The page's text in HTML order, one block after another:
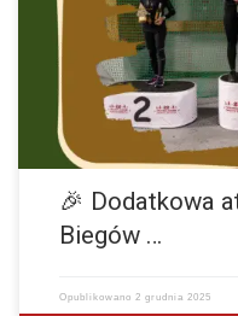
Instagram Facebook Mamy
biegu! Podczas uroczystości
🎉 Dodatkowa
Biegów …
Opublikowano2 grudnia 2025